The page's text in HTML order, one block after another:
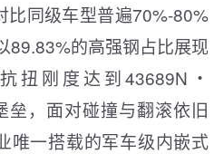
比同级车型普遍70%-80%
89.83%的高强钢占比展现
扭刚度达到43689N・
垒，面对碰撞与翻滚依旧
唯一搭载的军车级内嵌式